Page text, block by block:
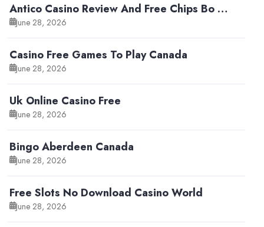
Antico Casino Review And Free Chips Bo …
June 28, 2026
Casino Free Games To Play Canada
June 28, 2026
Uk Online Casino Free
June 28, 2026
Bingo Aberdeen Canada
June 28, 2026
Free Slots No Download Casino World
June 28, 2026